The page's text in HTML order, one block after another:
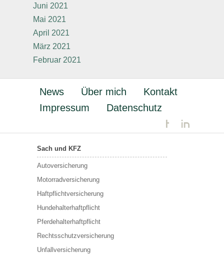
Juni 2021
Mai 2021
April 2021
März 2021
Februar 2021
News Über mich
Kontakt
Impressum
Datenschutz
Sach und KFZ
Autoversicherung
Motorradversicherung
Haftpflichtversicherung
Hundehalterhaftpflicht
Pferdehalterhaftpflicht
Rechtsschutzversicherung
Unfallversicherung